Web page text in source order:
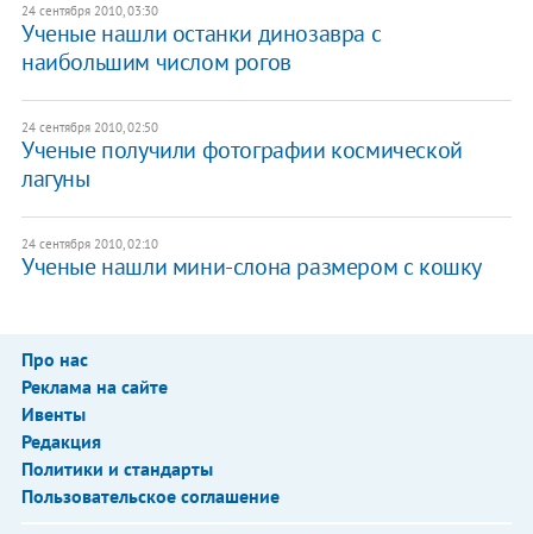
24 сентября 2010, 03:30
Ученые нашли останки динозавра с
наибольшим числом рогов
24 сентября 2010, 02:50
Ученые получили фотографии космической
лагуны
24 сентября 2010, 02:10
Ученые нашли мини-слона размером с кошку
Про нас
Реклама на сайте
Ивенты
Редакция
Политики и стандарты
Пользовательское соглашение